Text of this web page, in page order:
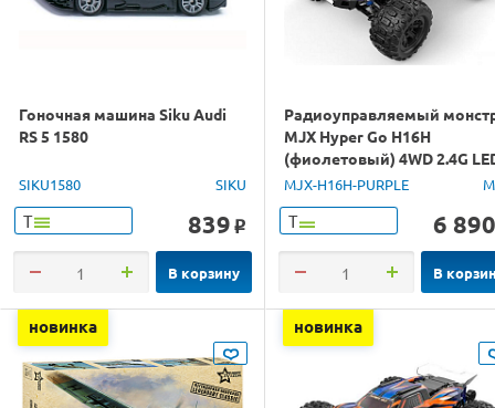
Гоночная машина Siku Audi
RS 5 1580
SIKU1580 SIKU
Т 839 o
В корзину
Радиоуправляемый
MJX Hyper Go H16H
(фиолетовый) 4WD 2.4G
GPS 1/16 RTR
MJX-H16H-PURPLE
Т 6 890
В
новинка новинка